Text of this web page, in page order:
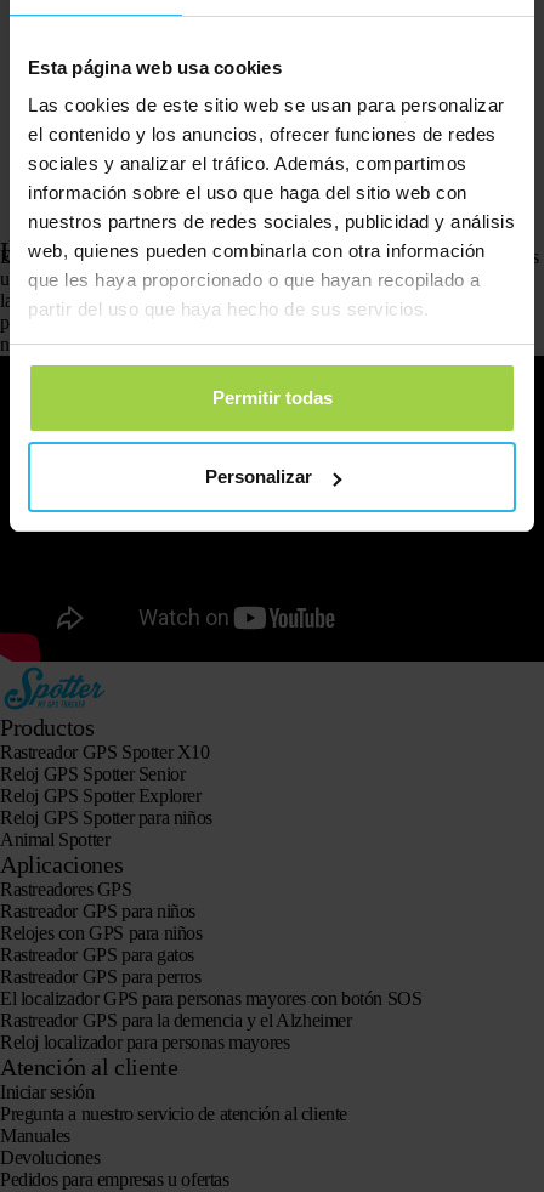
Esta página web usa cookies
Las cookies de este sitio web se usan para personalizar
el contenido y los anuncios, ofrecer funciones de redes
sociales y analizar el tráfico. Además, compartimos
información sobre el uso que haga del sitio web con
nuestros partners de redes sociales, publicidad y análisis
web, quienes pueden combinarla con otra información
que les haya proporcionado o que hayan recopilado a
partir del uso que haya hecho de sus servicios.
Permitir todas
Personalizar
meses
meses
5,00 € al mes
meses
4,50 € al mes
Úsalo cuando te venga bien
En cuanto actives Spotter, tú mismo eliges el periodo durante el que quieres
usar tu saldo: 3, 6, 12 o 24 meses. Durante ese periodo, podrás usar todas
las funciones sin límites. ¿Se ha acabado el periodo? Entonces puedes
pausarlo un rato o simplemente añadir saldo nuevo cuando vuelvas a
necesitar Spotter.
Productos
Rastreador GPS Spotter X10
Reloj GPS Spotter Senior
Reloj GPS Spotter Explorer
Reloj GPS Spotter para niños
Animal Spotter
Aplicaciones
Rastreadores GPS
Rastreador GPS para niños
Relojes con GPS para niños
Rastreador GPS para gatos
Rastreador GPS para perros
El localizador GPS para personas mayores con botón SOS
Rastreador GPS para la demencia y el Alzheimer
Reloj localizador para personas mayores
Atención al cliente
Iniciar sesión
Pregunta a nuestro servicio de atención al cliente
Manuales
Devoluciones
Pedidos para empresas u ofertas